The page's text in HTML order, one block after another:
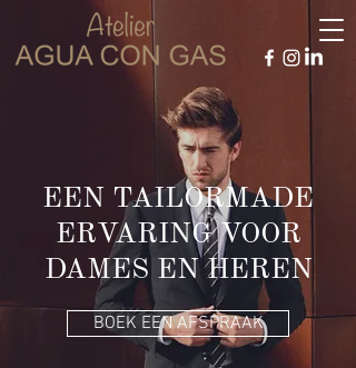
EEN TAILORMADE
ERVARING VOOR
DAMES EN HEREN
BOEK EEN AFSPRAAK